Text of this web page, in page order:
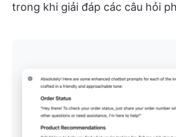
trong khi giải đáp các câu hỏi